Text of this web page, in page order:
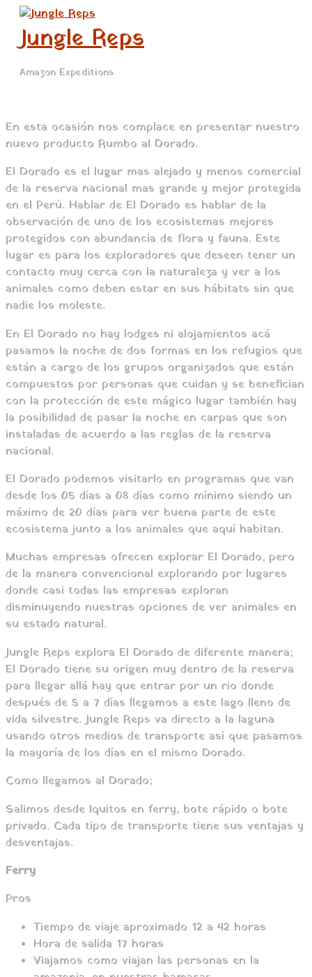
contenido
Jungle Reps
Amazon Expeditions
Menú
principal
En esta ocasión nos complace en presentar nuestro
nuevo producto Rumbo al Dorado.
El Dorado es el lugar mas alejado y menos comercial
de la reserva nacional mas grande y mejor protegida
en el Perú. Hablar de El Dorado es hablar de la
observación de uno de los ecosistemas mejores
protegidos con abundancia de flora y fauna. Este
lugar es para los exploradores que deseen tener un
contacto muy cerca con la naturaleza y ver a los
animales como deben estar en sus hábitats sin que
nadie los moleste.
En El Dorado no hay lodges ni alojamientos acá
pasamos la noche de dos formas en los refugios que
están a cargo de los grupos organizados que están
compuestos por personas que cuidan y se benefician
con la protección de este mágico lugar también hay
la posibilidad de pasar la noche en carpas que son
instaladas de acuerdo a las reglas de la reserva
nacional.
El Dorado podemos visitarlo en programas que van
desde los 05 días a 08 días como mínimo siendo un
máximo de 20 días para ver buena parte de este
ecosistema junto a los animales que aquí habitan.
Muchas empresas ofrecen explorar El Dorado, pero
de la manera convencional explorando por lugares
donde casi todas las empresas exploran
disminuyendo nuestras opciones de ver animales en
su estado natural.
Jungle Reps explora El Dorado de diferente manera;
El Dorado tiene su origen muy dentro de la reserva
para llegar allá hay que entrar por un rio donde
después de 5 a 7 días llegamos a este lago lleno de
vida silvestre. Jungle Reps va directo a la laguna
usando otros medios de transporte así que pasamos
la mayoría de los días en el mismo Dorado.
Como llegamos al Dorado;
Salimos desde Iquitos en ferry, bote rápido o bote
privado. Cada tipo de transporte tiene sus ventajas y
desventajas.
Ferry
Pros
Tiempo de viaje aproximado 12 a 42 horas
Hora de salida 17 horas
Viajamos como viajan las personas en la